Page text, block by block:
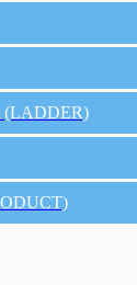
(LADDER)